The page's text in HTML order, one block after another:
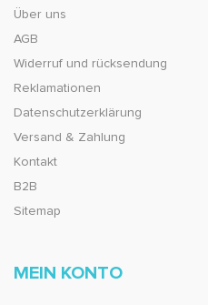
Über uns
AGB
Widerruf und rücksendung
Reklamationen
Datenschutzerklärung
Versand & Zahlung
Kontakt
B2B
Sitemap
MEIN KONTO